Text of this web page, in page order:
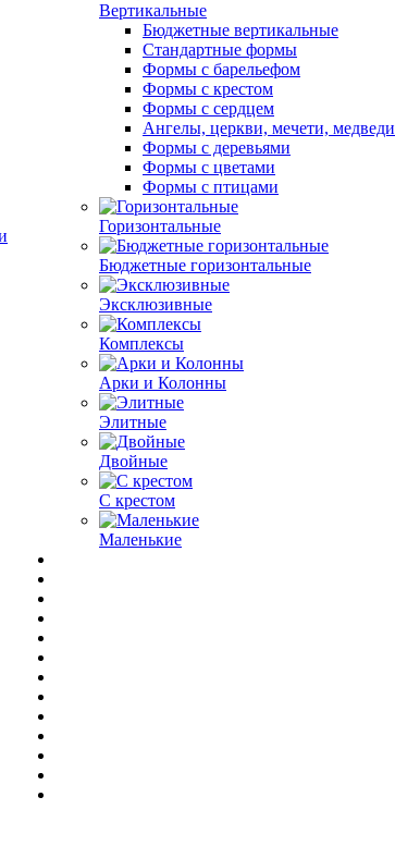
Вертикальные
Бюджетные вертикальные
Стандартные формы
Формы с барельефом
Формы с крестом
Формы с сердцем
Ангелы, церкви, мечети, медведи
Формы с деревьями
Формы с цветами
Формы с птицами
Горизонтальные
Бюджетные горизонтальные
Эксклюзивные
Комплексы
Арки и Колонны
Элитные
Двойные
С крестом
Маленькие